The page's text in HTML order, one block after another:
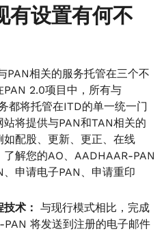
有设置有何不
PAN相关的服务托管在三个不
PAN 2.0项目中，所有与
都将托管在ITD的单一统一门
站将提供与PAN和TAN相关的
如配股、更新、更正、在线
了解您的AO、AADHAAR-PAN
申请电子PAN、申请重印
术： 与现行模式相比，完成
将发送到注册的电子邮件